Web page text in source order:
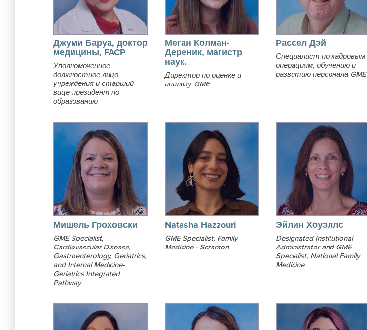
Джуми Баруа, доктор
медицины, FACP
Уполномоченное
должностное лицо
учреждения и старший
вице-президент по
образованию
Меган Колман-
Дереник, магистр
наук.
Директор по оценке и
анализу GME
Рассел Дэй
Специалист по кадровым
операциям, обучению и
развитию персонала GME
Мишель Гроховски
GME Specialist,
Cardiovascular Disease,
Gastroenterology, Geriatrics,
and Internal Medicine-
Geriatrics Integrated
Pathway
Natasha Hazzouri
GME Specialist, Family
Medicine - Scranton
Эйлин Хоуэллс
Designated Institutional
Administrator and GME
Specialist, National Family
Medicine